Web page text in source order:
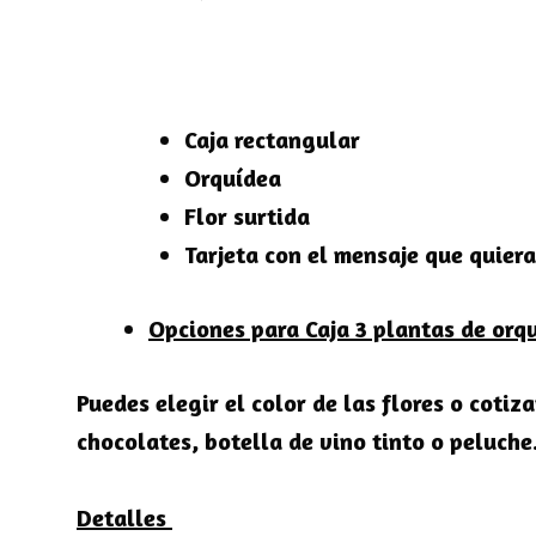
Caja rectangular
Orquídea
Flor surtida
Tarjeta con el mensaje que
Opciones para Caja 3 plantas de
Puedes elegir el color de las flores o
chocolates, botella de vino tinto o
Detalles